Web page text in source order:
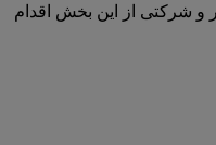
و شرکتی از این بخش اقدام